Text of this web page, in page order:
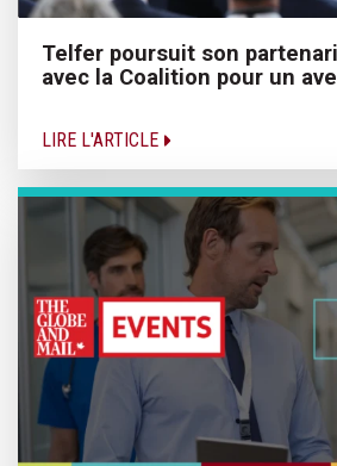
Telfer poursuit son
avec la Coalition pour un
LIRE L'ARTICLE